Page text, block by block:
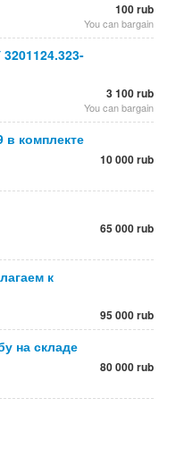
100 rub
You can bargain
3 100 rub
You can bargain
комплекте
10 000 rub
65 000 rub
к
95 000 rub
на складе
80 000 rub